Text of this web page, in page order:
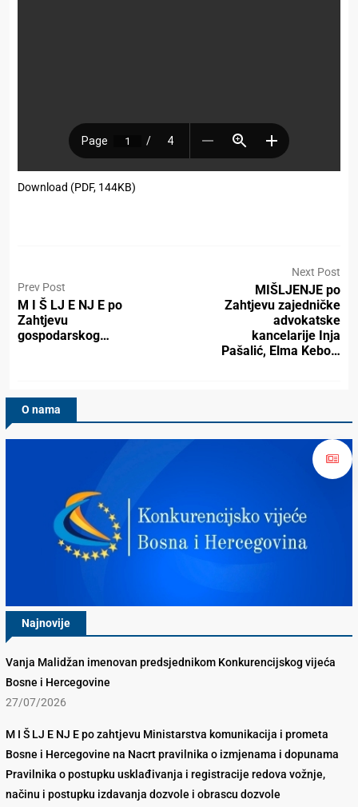
Download (PDF, 144KB)
Prev Post
M I Š LJ E NJ E po
Zahtjevu
gospodarskog…
Next Post
MIŠLJENJE po
Zahtjevu zajedničke
advokatske
kancelarije Inja
Pašalić, Elma Kebo…
O nama
Najnovije
Vanja Malidžan imenovan predsjednikom Konkurencijskog vijeća
Bosne i Hercegovine
27/07/2026
M I Š LJ E NJ E po zahtjevu Ministarstva komunikacija i prometa
Bosne i Hercegovine na Nacrt pravilnika o izmjenama i dopunama
Pravilnika o postupku usklađivanja i registracije redova vožnje,
načinu i postupku izdavanja dozvole i obrascu dozvole